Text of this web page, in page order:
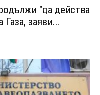
"да действа
заяви...